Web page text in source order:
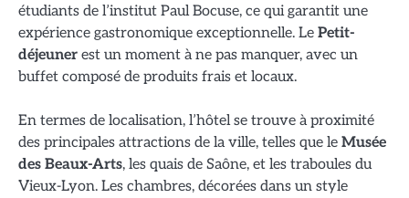
étudiants de l’institut Paul Bocuse, ce qui garantit une
expérience gastronomique exceptionnelle. Le Petit-
déjeuner est un moment à ne pas manquer, avec un
buffet composé de produits frais et locaux.
En termes de localisation, l’hôtel se trouve à proximité
des principales attractions de la ville, telles que le Musée
des Beaux-Arts, les quais de Saône, et les traboules du
Vieux-Lyon. Les chambres, décorées dans un style